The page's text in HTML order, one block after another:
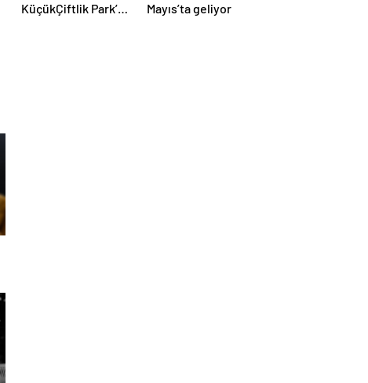
KüçükÇiftlik Park’a
Mayıs’ta geliyor